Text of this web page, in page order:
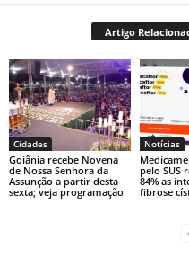
Artigo
Cidades
Goiânia recebe Novena
de Nossa Senhora da
Assunção a partir desta
sexta; veja programação
Notícias
pelo SUS
84% as
fibrose